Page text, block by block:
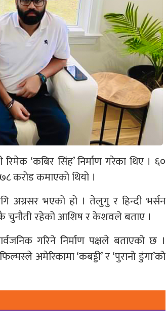
‘कबिर सिंह’ निर्माण गरेका थिए । ६०
करोड कमाएको थियो ।
अग्रसर भएको हो । तेलुगु र हिन्दी भर्सन
चुनौती रहेको आशिष र केशवले बताए ।
गरिने निर्माण पक्षले बताएको छ ।
अमेरिकामा ‘कबड्डी’ र ‘पुरानो डुंगा’को